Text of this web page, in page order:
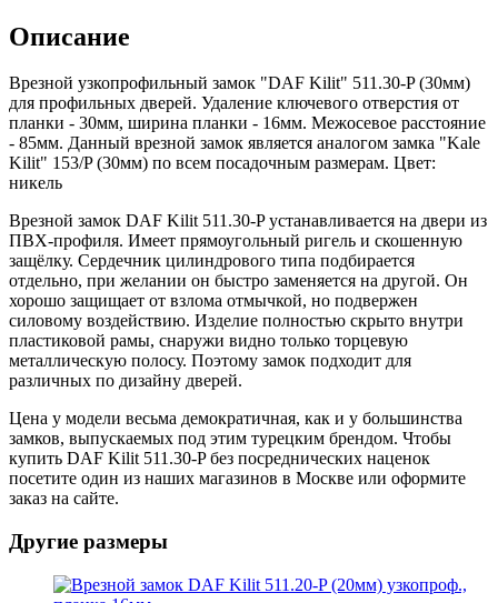
Описание
Врезной узкопрофильный замок "DAF Kilit" 511.30-P (30мм)
для профильных дверей. Удаление ключевого отверстия от
планки - 30мм, ширина планки - 16мм. Межосевое расстояние
- 85мм. Данный врезной замок является аналогом замка "Kale
Kilit" 153/P (30мм) по всем посадочным размерам. Цвет:
никель
Врезной замок DAF Kilit 511.30-P устанавливается на двери из
ПВХ-профиля. Имеет прямоугольный ригель и скошенную
защёлку. Сердечник цилиндрового типа подбирается
отдельно, при желании он быстро заменяется на другой. Он
хорошо защищает от взлома отмычкой, но подвержен
силовому воздействию. Изделие полностью скрыто внутри
пластиковой рамы, снаружи видно только торцевую
металлическую полосу. Поэтому замок подходит для
различных по дизайну дверей.
Цена у модели весьма демократичная, как и у большинства
замков, выпускаемых под этим турецким брендом. Чтобы
купить DAF Kilit 511.30-P без посреднических наценок
посетите один из наших магазинов в Москве или оформите
заказ на сайте.
Другие размеры